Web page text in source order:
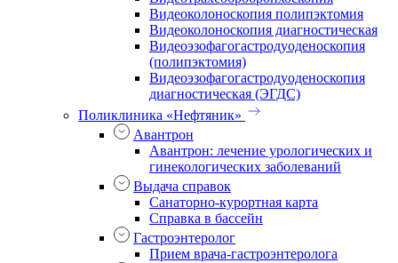
Видеоколоноскопия полипэктомия
Видеоколоноскопия диагностическая
Видеоэзофагогастродуоденоскопия
(полипэктомия)
Видеоэзофагогастродуоденоскопия
диагностическая (ЭГДС)
Поликлиника «Нефтяник»
Авантрон
Авантрон: лечение урологических и
гинекологических заболеваний
Выдача справок
Санаторно-курортная карта
Справка в бассейн
Гастроэнтеролог
Прием врача-гастроэнтеролога